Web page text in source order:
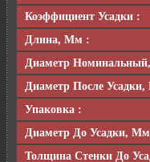
Коэффициент Усадки :
Длина, Мм :
Диаметр
Диаметр После
Упаковка :
Диаметр До Усадки,
Толщина Стенки До